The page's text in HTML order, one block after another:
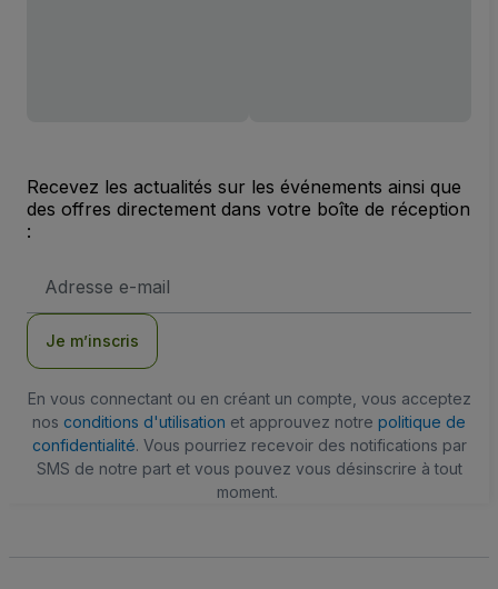
Recevez les actualités sur les événements ainsi que
des offres directement dans votre boîte de réception
:
e-
Je m’inscris
En vous connectant ou en créant un compte, vous acceptez
nos conditions d'utilisation et approuvez notre politique de
confidentialité. Vous pourriez recevoir des notifications par
SMS de notre part et vous pouvez vous désinscrire à tout
moment.